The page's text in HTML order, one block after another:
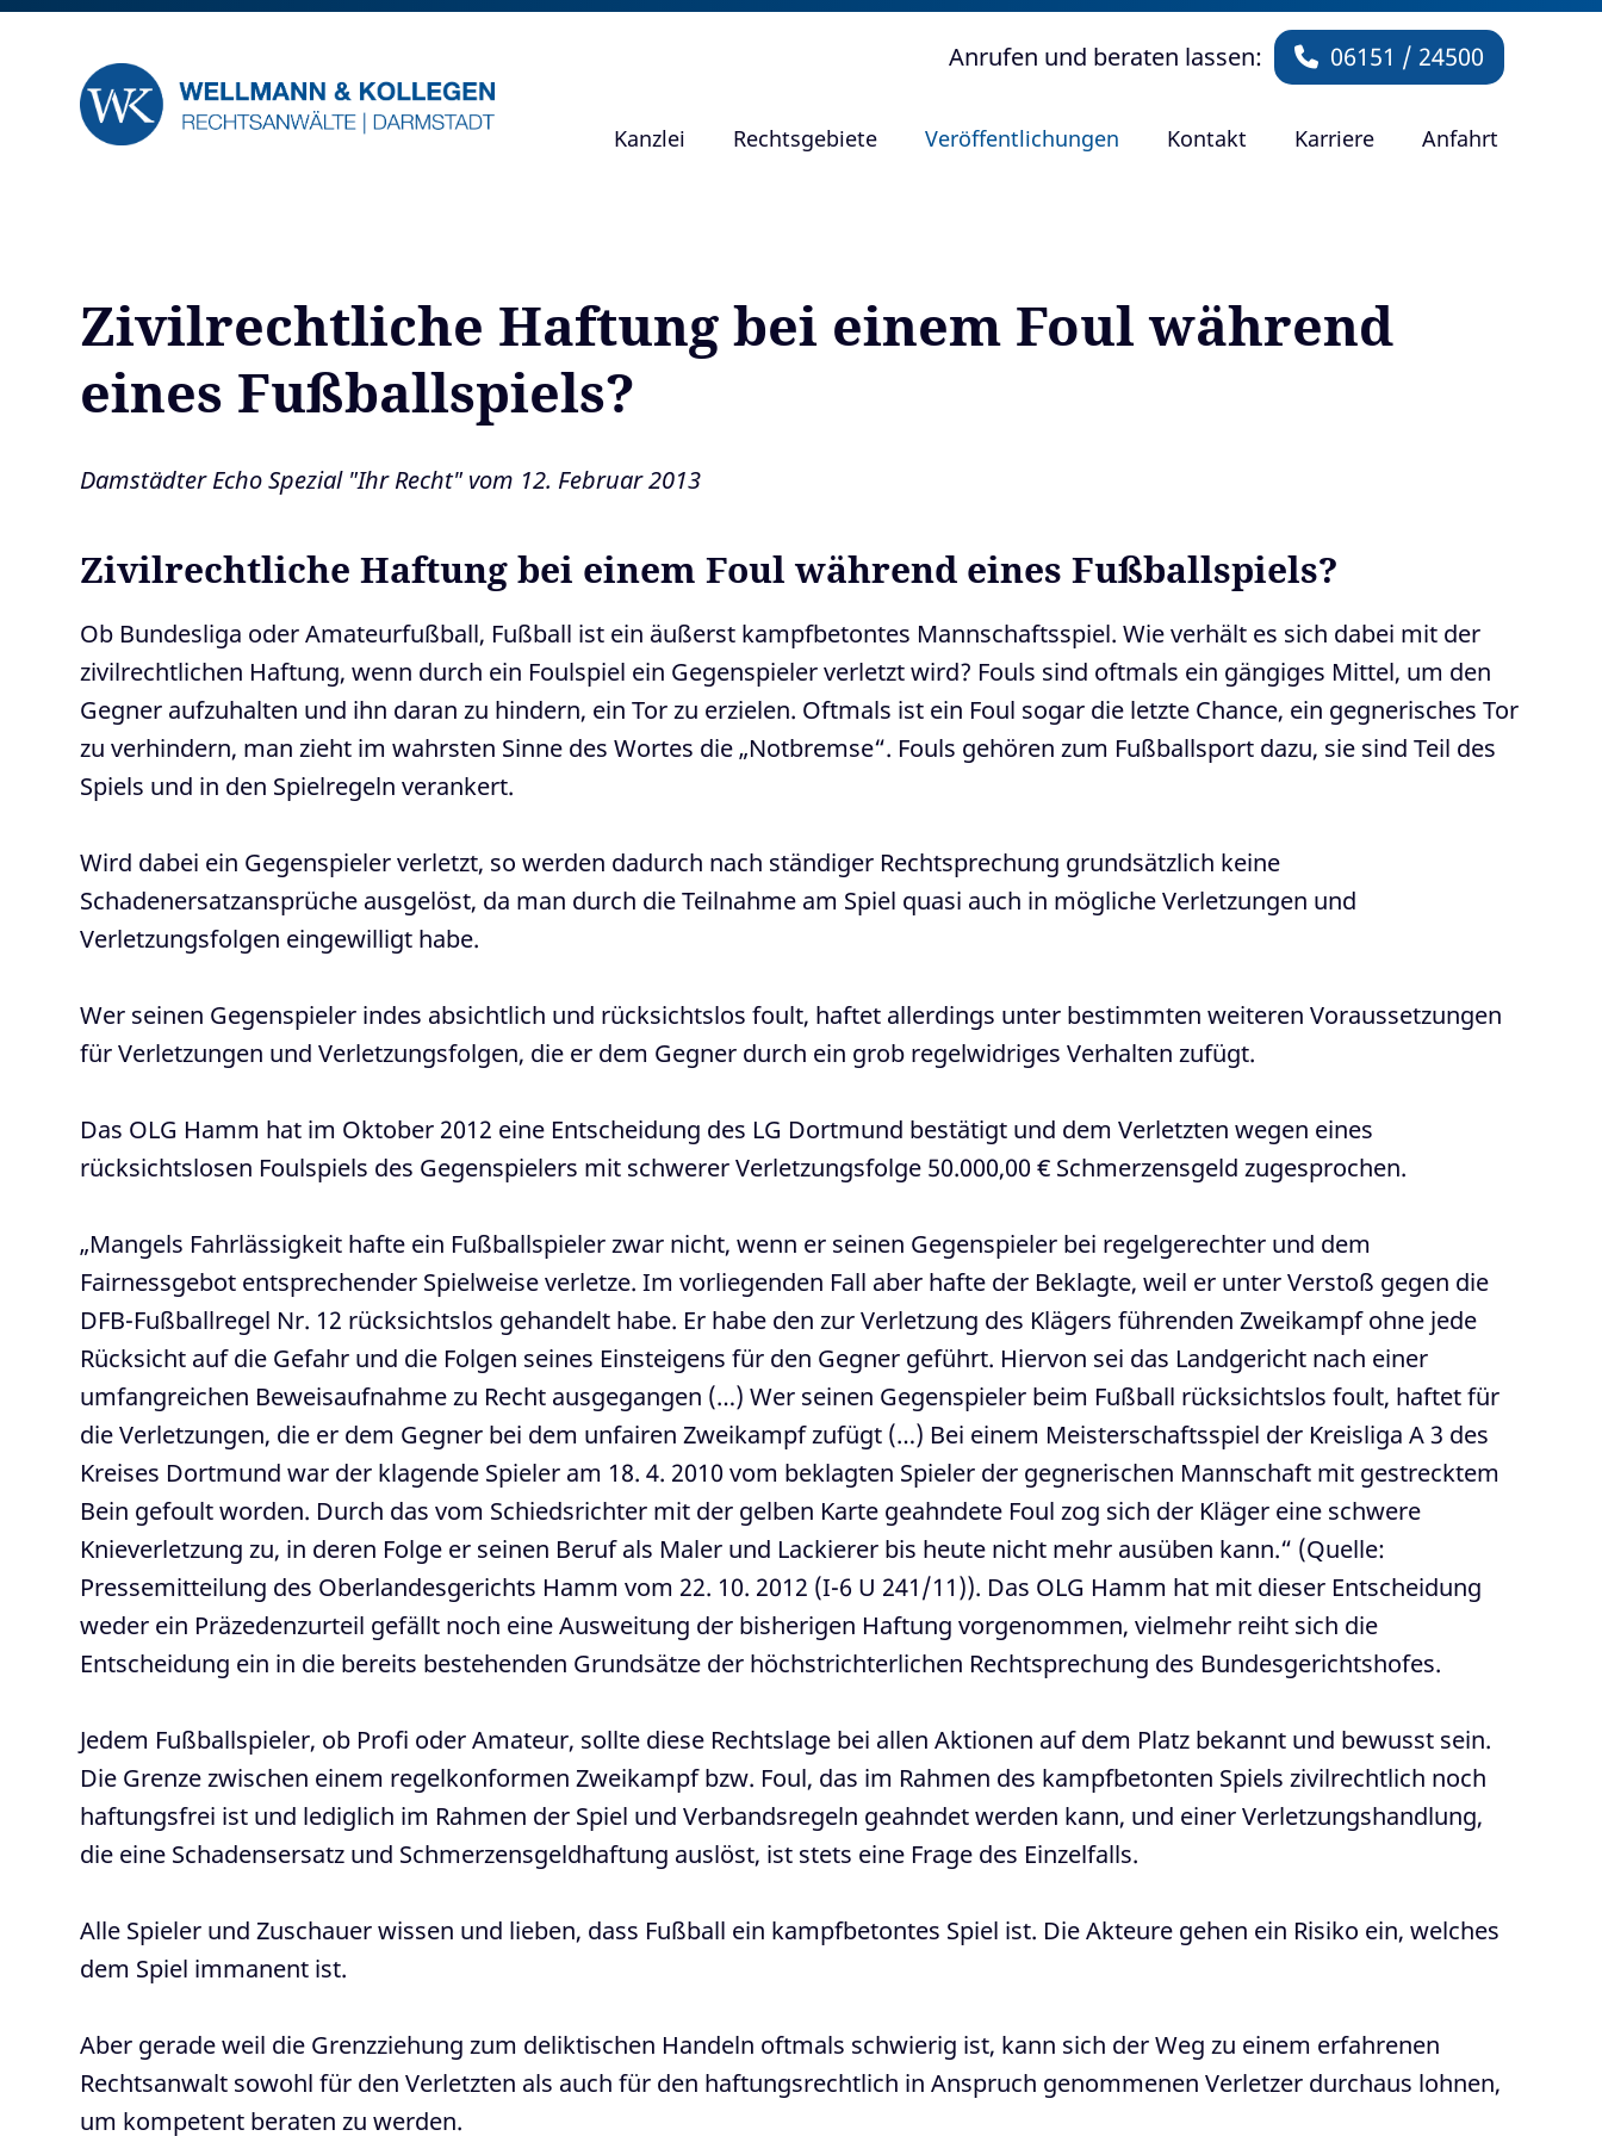
Anrufen und beraten lassen: 06151 / 24500
Kanzlei Rechtsgebiete Veröffentlichungen Kontakt Karriere Anfahrt
Zivilrechtliche Haftung bei einem Foul während
eines Fußballspiels?
Damstädter Echo Spezial "Ihr Recht" vom 12. Februar 2013
Zivilrechtliche Haftung bei einem Foul während eines Fußballspiels?
Ob Bundesliga oder Amateurfußball, Fußball ist ein äußerst kampfbetontes Mannschaftsspiel. Wie verhält es sich dabei mit der
zivilrechtlichen Haftung, wenn durch ein Foulspiel ein Gegenspieler verletzt wird? Fouls sind oftmals ein gängiges Mittel, um den
Gegner aufzuhalten und ihn daran zu hindern, ein Tor zu erzielen. Oftmals ist ein Foul sogar die letzte Chance, ein gegnerisches Tor
zu verhindern, man zieht im wahrsten Sinne des Wortes die „Notbremse“. Fouls gehören zum Fußballsport dazu, sie sind Teil des
Spiels und in den Spielregeln verankert.
Wird dabei ein Gegenspieler verletzt, so werden dadurch nach ständiger Rechtsprechung grundsätzlich keine
Schadenersatzansprüche ausgelöst, da man durch die Teilnahme am Spiel quasi auch in mögliche Verletzungen und
Verletzungsfolgen eingewilligt habe.
Wer seinen Gegenspieler indes absichtlich und rücksichtslos foult, haftet allerdings unter bestimmten weiteren Voraussetzungen
für Verletzungen und Verletzungsfolgen, die er dem Gegner durch ein grob regelwidriges Verhalten zufügt.
Das OLG Hamm hat im Oktober 2012 eine Entscheidung des LG Dortmund bestätigt und dem Verletzten wegen eines
rücksichtslosen Foulspiels des Gegenspielers mit schwerer Verletzungsfolge 50.000,00 € Schmerzensgeld zugesprochen.
„Mangels Fahrlässigkeit hafte ein Fußballspieler zwar nicht, wenn er seinen Gegenspieler bei regelgerechter und dem
Fairnessgebot entsprechender Spielweise verletze. Im vorliegenden Fall aber hafte der Beklagte, weil er unter Verstoß gegen die
DFB-Fußballregel Nr. 12 rücksichtslos gehandelt habe. Er habe den zur Verletzung des Klägers führenden Zweikampf ohne jede
Rücksicht auf die Gefahr und die Folgen seines Einsteigens für den Gegner geführt. Hiervon sei das Landgericht nach einer
umfangreichen Beweisaufnahme zu Recht ausgegangen (…) Wer seinen Gegenspieler beim Fußball rücksichtslos foult, haftet für
die Verletzungen, die er dem Gegner bei dem unfairen Zweikampf zufügt (…) Bei einem Meisterschaftsspiel der Kreisliga A 3 des
Kreises Dortmund war der klagende Spieler am 18. 4. 2010 vom beklagten Spieler der gegnerischen Mannschaft mit gestrecktem
Bein gefoult worden. Durch das vom Schiedsrichter mit der gelben Karte geahndete Foul zog sich der Kläger eine schwere
Knieverletzung zu, in deren Folge er seinen Beruf als Maler und Lackierer bis heute nicht mehr ausüben kann.“ (Quelle:
Pressemitteilung des Oberlandesgerichts Hamm vom 22. 10. 2012 (I-6 U 241/11)). Das OLG Hamm hat mit dieser Entscheidung
weder ein Präzedenzurteil gefällt noch eine Ausweitung der bisherigen Haftung vorgenommen, vielmehr reiht sich die
Entscheidung ein in die bereits bestehenden Grundsätze der höchstrichterlichen Rechtsprechung des Bundesgerichtshofes.
Jedem Fußballspieler, ob Profi oder Amateur, sollte diese Rechtslage bei allen Aktionen auf dem Platz bekannt und bewusst sein.
Die Grenze zwischen einem regelkonformen Zweikampf bzw. Foul, das im Rahmen des kampfbetonten Spiels zivilrechtlich noch
haftungsfrei ist und lediglich im Rahmen der Spiel und Verbandsregeln geahndet werden kann, und einer Verletzungshandlung,
die eine Schadensersatz und Schmerzensgeldhaftung auslöst, ist stets eine Frage des Einzelfalls.
Alle Spieler und Zuschauer wissen und lieben, dass Fußball ein kampfbetontes Spiel ist. Die Akteure gehen ein Risiko ein, welches
dem Spiel immanent ist.
Aber gerade weil die Grenzziehung zum deliktischen Handeln oftmals schwierig ist, kann sich der Weg zu einem erfahrenen
Rechtsanwalt sowohl für den Verletzten als auch für den haftungsrechtlich in Anspruch genommenen Verletzer durchaus lohnen,
um kompetent beraten zu werden.